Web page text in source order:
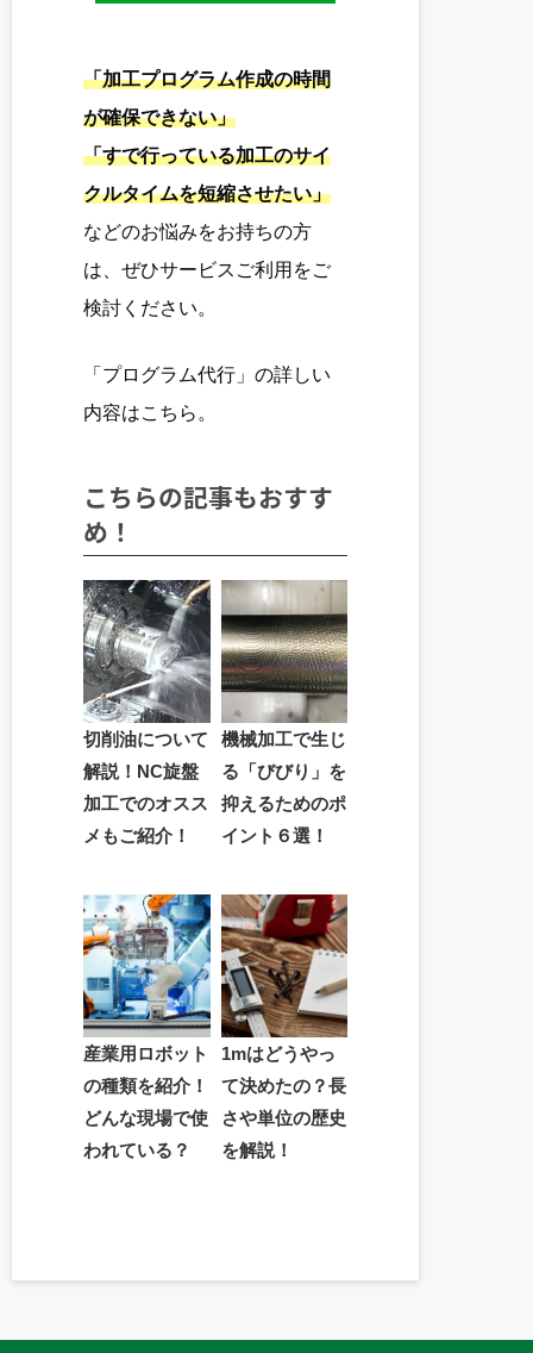
「加工プログラム作成の時間
が確保できない」
「すで行っている加工のサイ
クルタイムを短縮させたい」
などのお悩みをお持ちの方
は、ぜひサービスご利用をご
検討ください。
「プログラム代行」の詳しい
内容はこちら 。
こちらの記事もおすす
め！
切削油について
解説！NC旋盤
加工でのオスス
メもご紹介！
機械加工で生じ
る「びびり」を
抑えるためのポ
イント６選！
産業用ロボット
の種類を紹介！
どんな現場で使
われている？
1mはどうやっ
て決めたの？長
さや単位の歴史
を解説！